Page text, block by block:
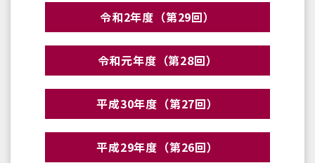
令和2年度（第29回）
令和元年度（第28回）
平成30年度（第27回）
平成29年度（第26回）